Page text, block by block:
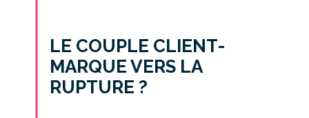
LE COUPLE CLIENT-
MARQUE VERS LA
RUPTURE ?